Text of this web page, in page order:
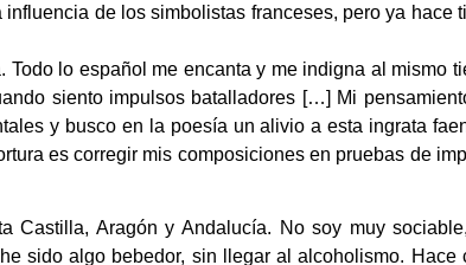
de los simbolistas franceses, pero ya hace
lo español me encanta y me indigna al mismo
siento impulsos batalladores […] Mi
y busco en la poesía un alivio a esta ingrata
es corregir mis composiciones en pruebas de
Castilla, Aragón y Andalucía. No soy muy
sido algo bebedor, sin llegar al alcoholismo. Hace